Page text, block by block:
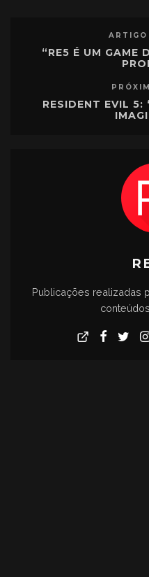
ARTIGO
“RE5 É UM GAME
RESIDENT EVIL 5:
Publicações realizadas